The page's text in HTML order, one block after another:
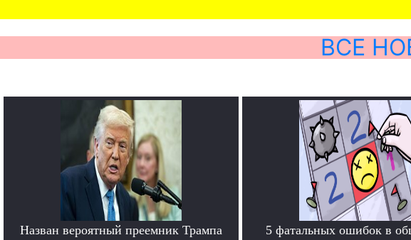
ВСЕ
Назван вероятный преемник Трампа
5 фатальных ошибок в